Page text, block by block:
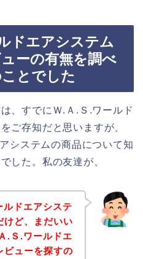
ドエアシステム
ーの有無を調べ
とでした
、すでにＷ.Ａ.Ｓ.ワールド
ご存知だと思いますが、
システムの商品について知
した。私の友達が、
ドエアシステ
けど、まだいい
.Ｓ.ワールドエ
ビューを探すの